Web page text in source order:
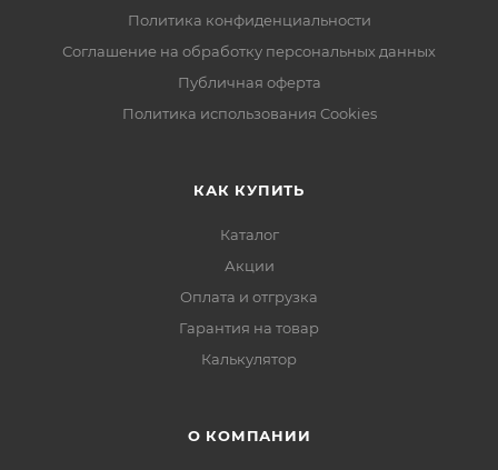
Политика конфиденциальности
Соглашение на обработку персональных данных
Публичная оферта
Политика использования Cookies
КАК КУПИТЬ
Каталог
Акции
Оплата и отгрузка
Гарантия на товар
Калькулятор
О КОМПАНИИ